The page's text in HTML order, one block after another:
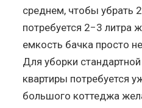
среднем, чтобы убрать
потребуется 2−3 литра
емкость бачка просто
Для уборки
квартиры потребуется
большого коттеджа